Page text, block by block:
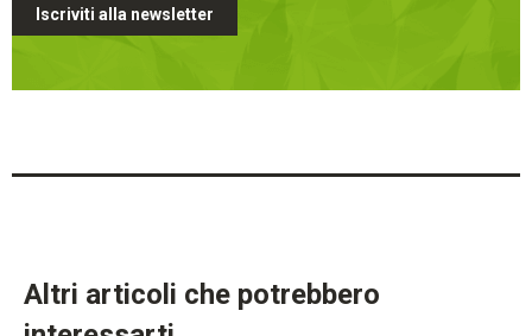
Iscriviti alla newsletter
Altri articoli che potrebbero